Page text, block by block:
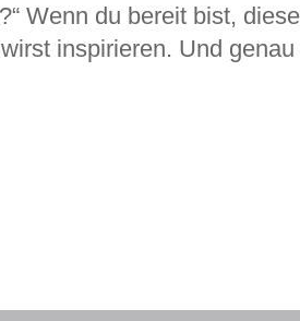
Wenn du bereit bist,
inspirieren. Und